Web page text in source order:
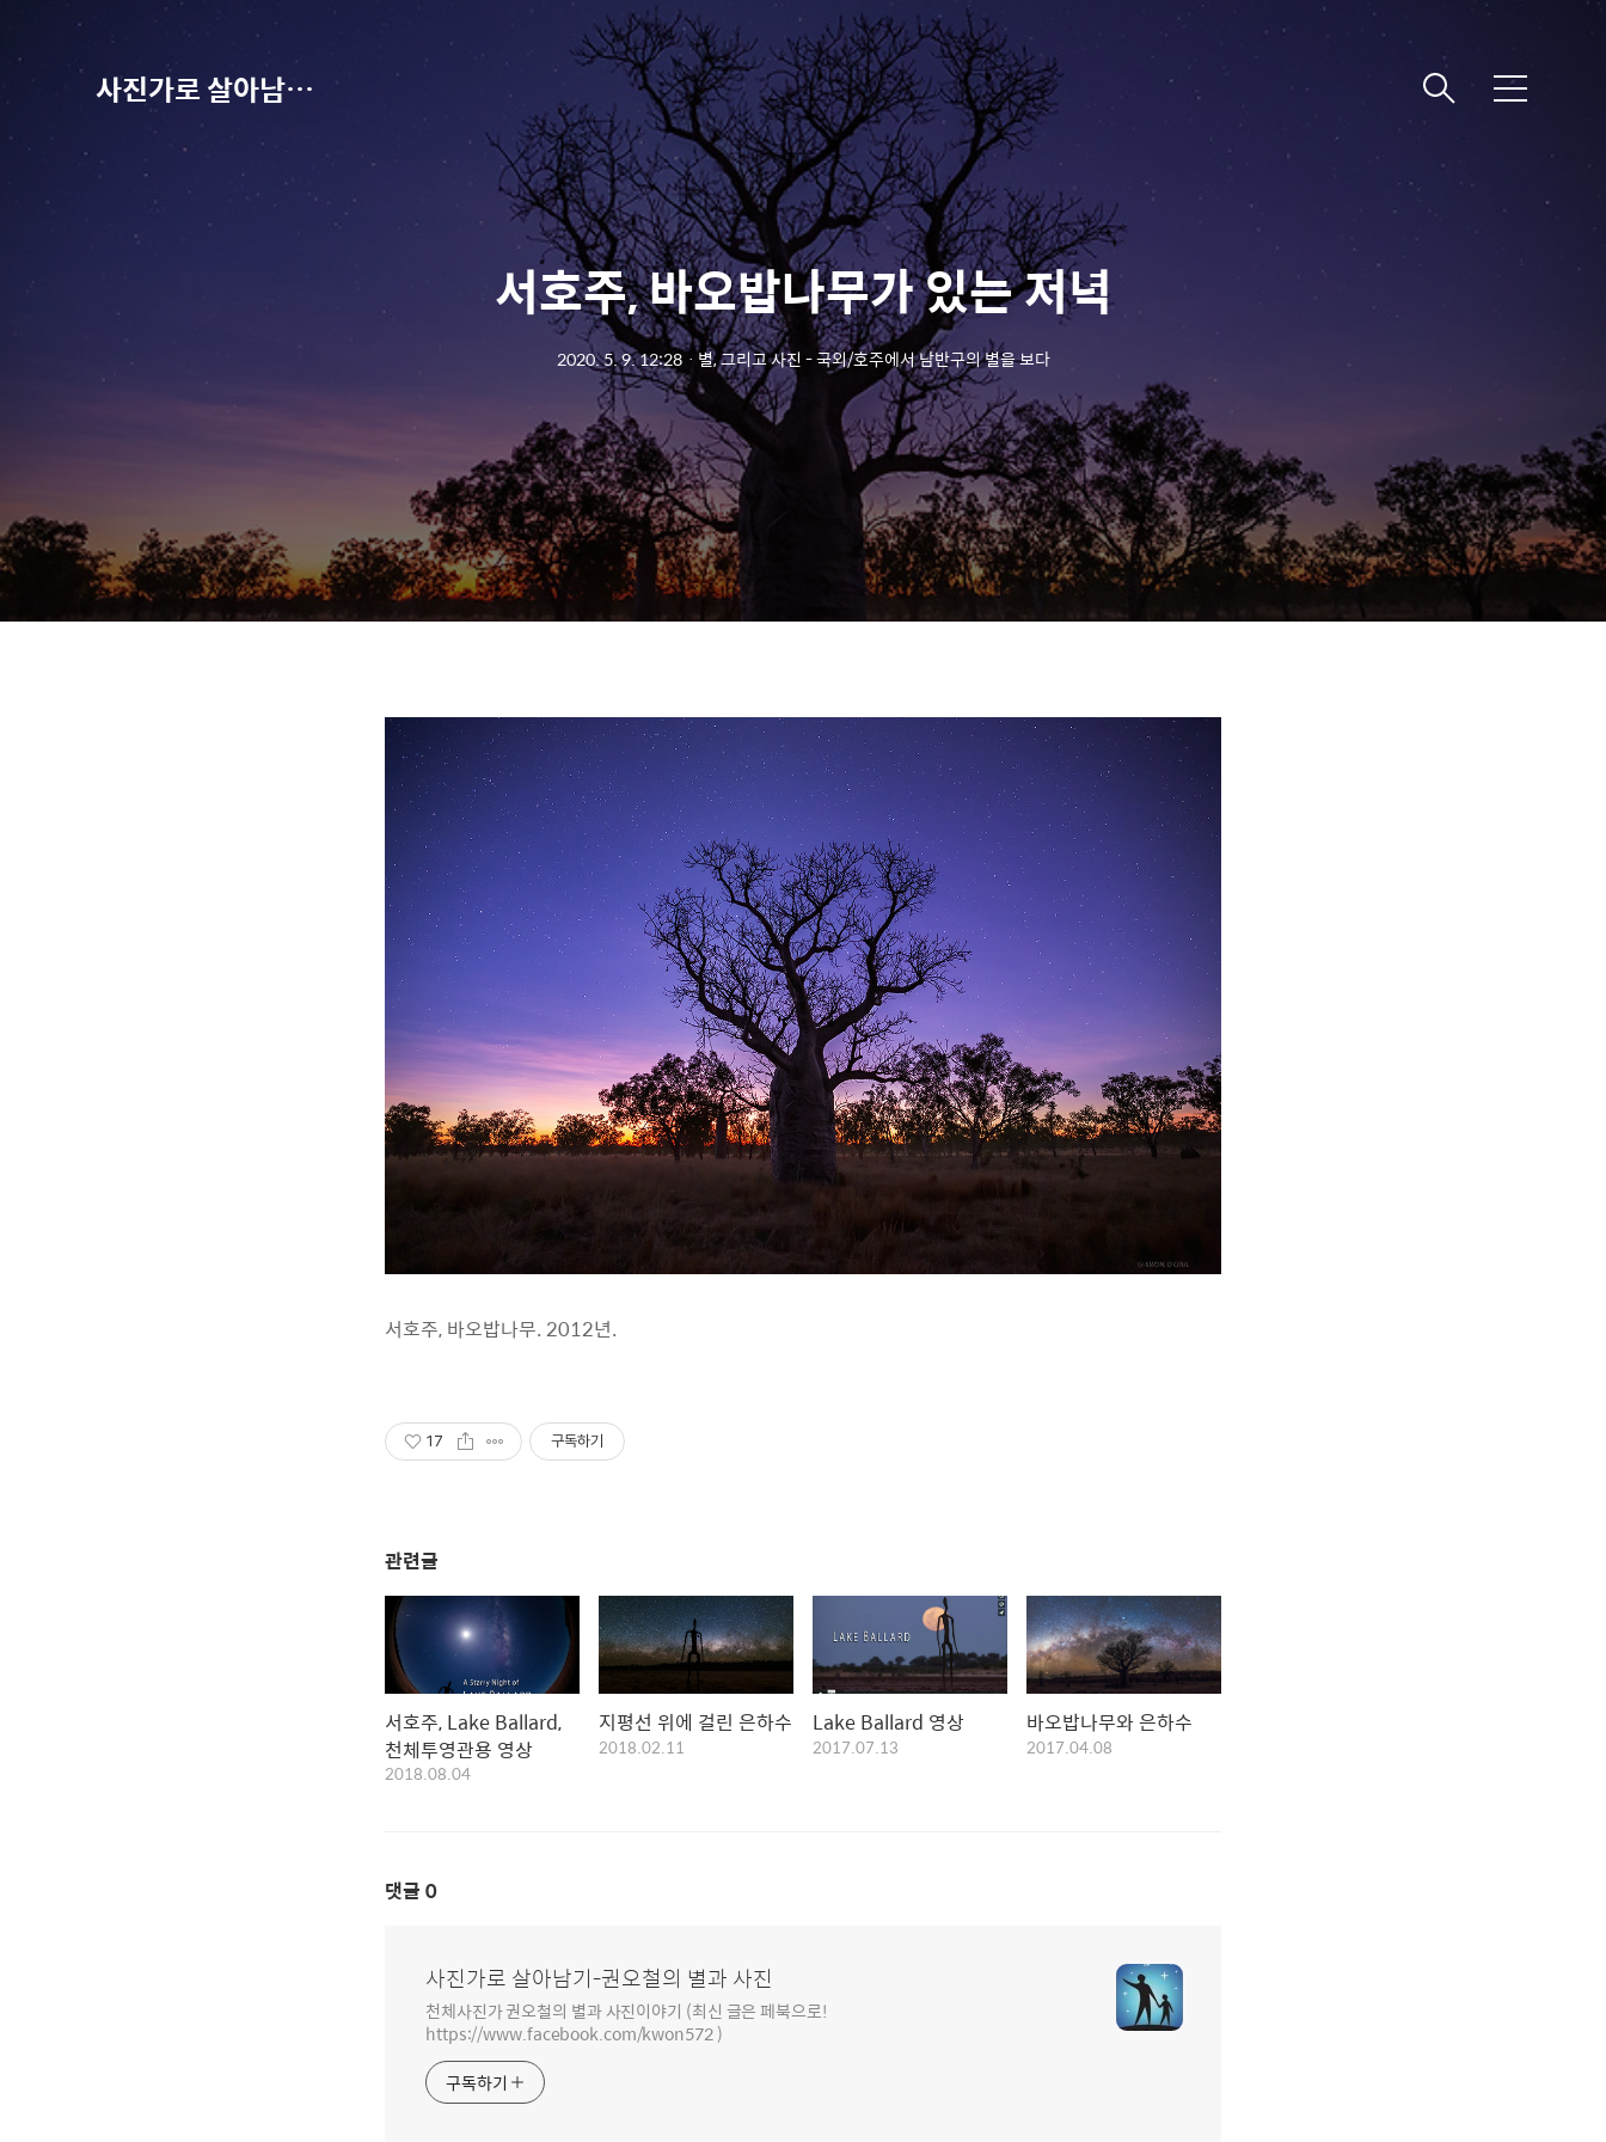
사진가로 살아남기-권오철의 별과 사진 메
서호주, 바오밥나무가 있는 저녁
2020. 5. 9. 12:28ㆍ별, 그리고 사진 - 국외/호주에서 남반구의 별을 보다
서호주, 바오밥나무. 2012년.
17 구독하기
관련글
서호주, Lake Ballard,
천체투영관용 영상
2018.08.04
지평선 위에 걸린 은하수
2018.02.11
Lake Ballard 영상
2017.07.13
바오밥나무와 은하수
2017.04.08
댓글 0
사진가로 살아남기-권오철의 별과 사진
천체사진가 권오철의 별과 사진이야기 (최신 글은 페북으로!
https://www.facebook.com/kwon572 )
구독하기